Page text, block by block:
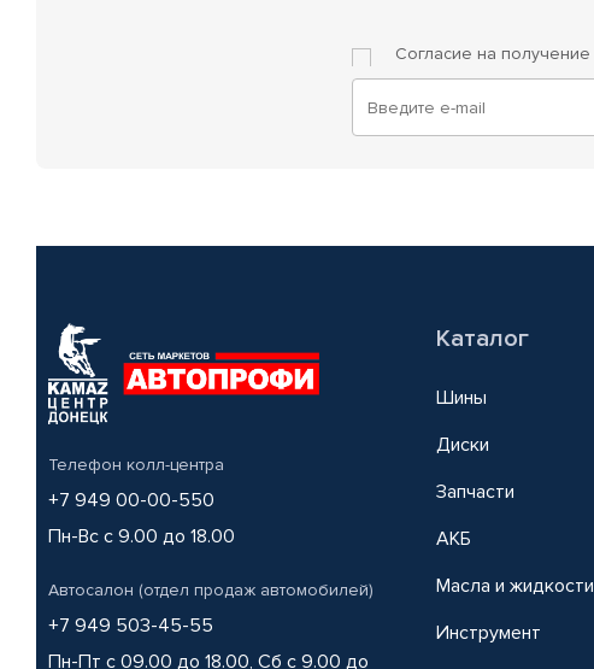
Согласие на получение
Телефон колл-центра
+7 949 00-00-550
Пн-Вс с 9.00 до 18.00
Автосалон (отдел продаж автомобилей)
+7 949 503-45-55
Пн-Пт с 09.00 до 18.00, Сб с 9.00 до
Каталог
Шины
Диски
Запчасти
АКБ
Масла и жидкости
Инструмент